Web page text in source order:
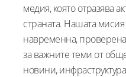
медия, която отразява
страната. Нашата
навременна,
за важните теми от
новини,